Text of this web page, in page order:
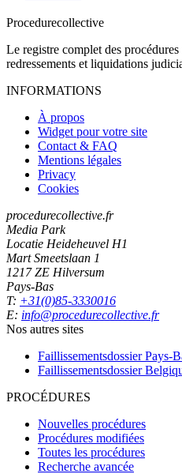
Procedurecollective
Le registre complet des
redressements et liquidations
INFORMATIONS
À propos
Widget pour votre site
Contact & FAQ
Mentions légales
Privacy
Cookies
procedurecollective.fr
Media Park
Locatie Heideheuvel H1
Mart Smeetslaan 1
1217 ZE Hilversum
Pays-Bas
T: +31(0)85-3330016
E: info@procedurecollective.fr
Nos autres sites
Faillissementsdossier Pays-
Faillissementsdossier
PROCÉDURES
Nouvelles procédures
Procédures modifiées
Toutes les procédures
Recherche avancée